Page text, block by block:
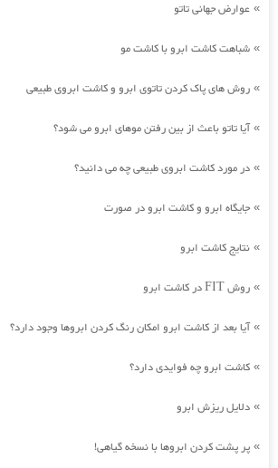
» عوارض جهانی تاتو
» شباهت کاشت ابرو با کاشت مو
» روش های پاک کردن تاتوی ابرو و کاشت ابروی طبیعی
»آیا تاتو باعث از بین رفتن موهای ابرو می شود؟
» در مورد کاشت ابروی طبیعی چه می دانید؟
» جایگاه ابرو و کاشت ابرو در صورت
» نتایج کاشت ابرو
» روش FIT در کاشت ابرو
»آیا بعد از کاشت ابرو امکان رنگ کردن ابروها وجود دارد؟
» کاشت ابرو چه فوایدی دارد؟
» دلایل ریزش ابرو
» پر پشت کردن ابروها با نسخه گیاهی!